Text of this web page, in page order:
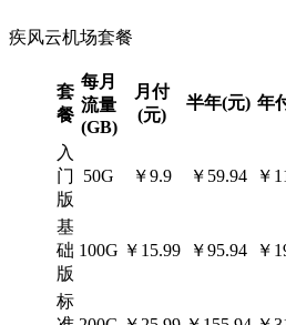
疾风云机场套餐
套
餐
每月
流量
(GB)
月付
(元)
半年(元) 年
入
门
版
50G ￥9.9 ￥59.94 ￥
基
础
版
100G ￥15.99 ￥95.94 ￥
标